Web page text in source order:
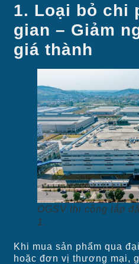
1. Loại bỏ chi
gian – Giảm
giá thành
OGSV thi công lắp
1.
Khi mua sản phẩm qua
hoặc đơn vị thương mại,